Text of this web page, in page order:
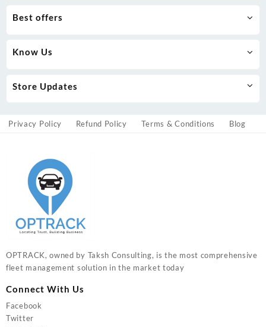
Best offers
Know Us
Store Updates
Privacy Policy Refund Policy Terms & Conditions Blog
OPTRACK, owned by Taksh Consulting, is the most comprehensive
fleet management solution in the market today
Connect With Us
Facebook
Twitter